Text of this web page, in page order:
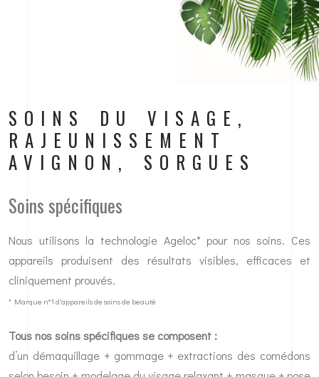
SOINS DU VISAGE,
RAJEUNISSEMENT
AVIGNON, SORGUES
Soins spécifiques
Nous utilisons la technologie Ageloc* pour nos soins. Ces
appareils produisent des résultats visibles, efficaces et
cliniquement prouvés.
* Marque n°1 d'appareils de soins de beauté
Tous nos soins spécifiques se composent :
d’un démaquillage + gommage + extractions des comédons